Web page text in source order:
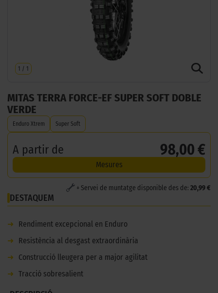
1 / 1
MITAS TERRA FORCE-EF SUPER SOFT DOBLE
VERDE
Enduro Xtrem Super Soft
A partir de 98,00 €
Mesures
+ Servei de muntatge disponible des de: 20,99 €
DESTAQUEM
➜
Rendiment excepcional en Enduro
➜
Resistència al desgast extraordinària
➜
Construcció lleugera per a major agilitat
➜ Tracció sobresalient